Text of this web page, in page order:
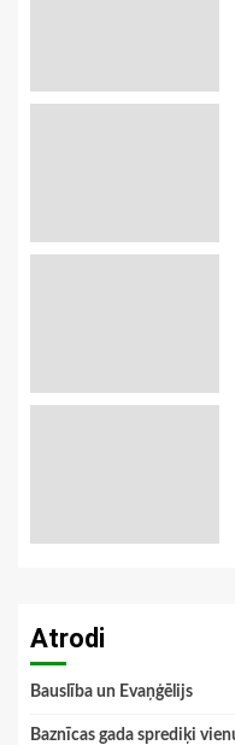
Atrodi
Bauslība un Evaņģēlijs
Baznīcas gada sprediķi